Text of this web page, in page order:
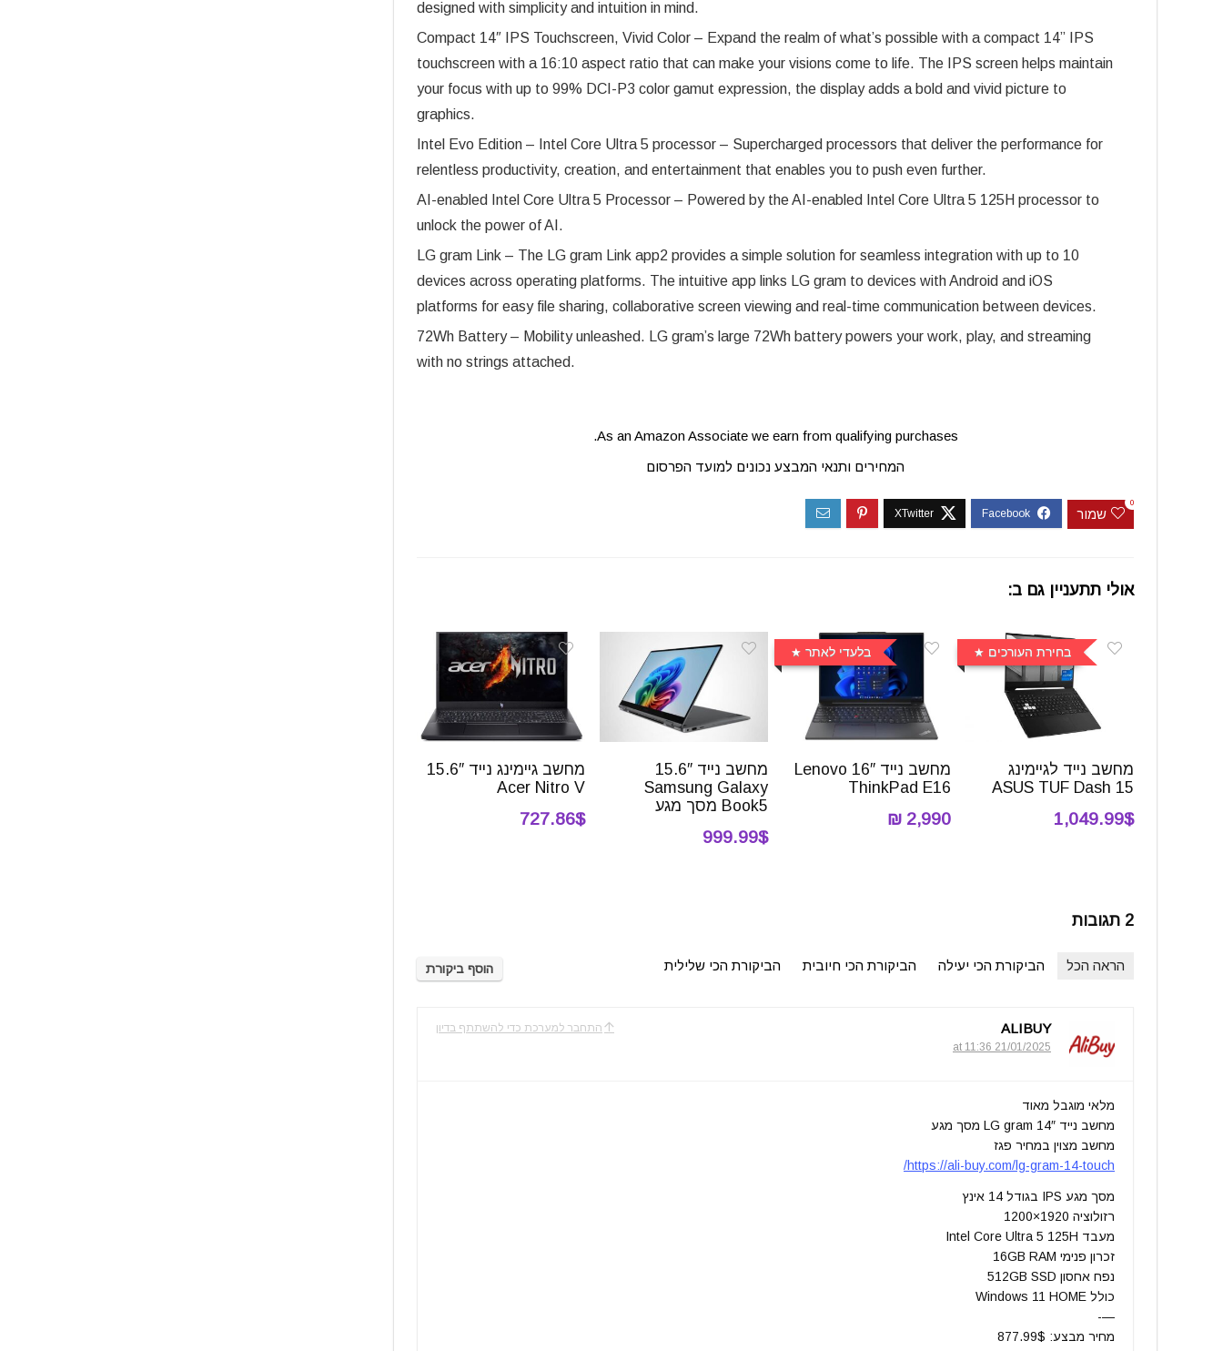
designed with simplicity and intuition in mind.
Compact 14″ IPS Touchscreen, Vivid Color – Expand the realm of what’s possible with a compact 14” IPS
touchscreen with a 16:10 aspect ratio that can make your visions come to life. The IPS screen helps maintain
your focus with up to 99% DCI-P3 color gamut expression, the display adds a bold and vivid picture to
graphics.
Intel Evo Edition – Intel Core Ultra 5 processor – Supercharged processors that deliver the performance for
relentless productivity, creation, and entertainment that enables you to push even further.
AI-enabled Intel Core Ultra 5 Processor – Powered by the AI-enabled Intel Core Ultra 5 125H processor to
unlock the power of AI.
LG gram Link – The LG gram Link app2 provides a simple solution for seamless integration with up to 10
devices across operating platforms. The intuitive app links LG gram to devices with Android and iOS
platforms for easy file sharing, collaborative screen viewing and real-time communication between devices.
72Wh Battery – Mobility unleashed. LG gram’s large 72Wh battery powers your work, play, and streaming
with no strings attached.
As an Amazon Associate we earn from qualifying purchases.
המחירים ותנאי המבצע נכונים למועד הפרסום
שמור
0
אולי תתעניין גם ב:
בחירת העורכים
מחשב נייד לגיימינג
ASUS TUF Dash 15
1,049.99$
בלעדי לאתר
מחשב נייד 16″ Lenovo
ThinkPad E16
2,990 ₪
מחשב נייד 15.6″
Samsung Galaxy
Book5 מסך מגע
999.99$
מחשב גיימינג נייד 15.6″
Acer Nitro V
727.86$
2 תגובות
הראה הכל הביקורת הכי יעילה הביקורת הכי חיובית הביקורת הכי שלילית הוסף ביקורת
התחבר למערכת כדי להשתתף בדיון ALIBUY
21/01/2025 at 11:36
מלאי מוגבל מאוד
מחשב נייד 14″ LG gram מסך מגע
מחשב מצוין במחיר פגז
https://ali-buy.com/lg-gram-14-touch/
מסך מגע IPS בגודל 14 אינץ
רזולוציה 1920×1200
מעבד Intel Core Ultra 5 125H
זכרון פנימי 16GB RAM
נפח אחסון 512GB SSD
כולל Windows 11 HOME
—-
מחיר מבצע: 877.99$